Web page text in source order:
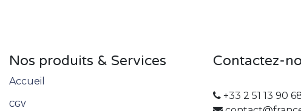
Nos produits & Services
Accueil
CGV
Contactez-
+33 2 51 13 90